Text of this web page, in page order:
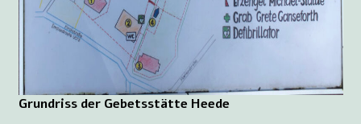
Grundriss der Gebetsstätte Heede